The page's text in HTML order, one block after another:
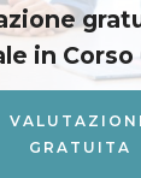
in Corso
GRATUITA